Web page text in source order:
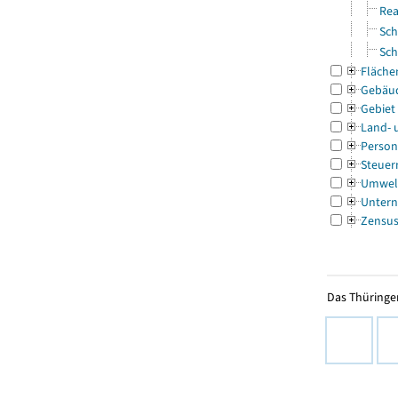
Gebiet
Land-
Zensus
Das